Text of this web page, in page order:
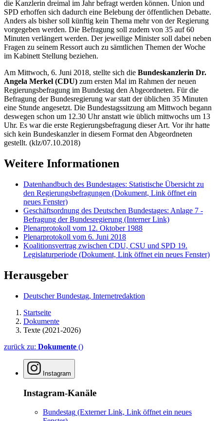
die Kanzlerin dreimal im Jahr befragt werden können. Union und
SPD erhoffen sich dadurch eine Belebung der öffentlichen Debatte.
Anders als bisher soll künftig kein Thema mehr von der Regierung
vorgegeben werden. Die Befragung soll zudem von 35 auf 60
Minuten verlängert werden. Der jeweilige Minister soll dabei neben
Fragen zu seinem Ressort auch zu sämtlichen Themen der Woche
im Kabinett Stellung beziehen.
Am Mittwoch, 6. Juni 2018, stellte sich die Bundeskanzlerin Dr.
Angela Merkel (CDU) zum ersten Mal im Rahmen der neuen
Regierungsbefragung im Bundestag den Abgeordneten. Für die
Befragung der Bundesregierung war statt der üblichen 35 Minuten
eine Stunde angesetzt. Die Bundestagssitzung am Mittwoch begann
deswegen schon um 12.30 Uhr anstatt wie üblich mittwochs um 13
Uhr. Es war die erste Regierungsbefragung dieser Art. Vor ihr hatte
sich kein Bundeskanzler in diesem Format den Abgeordneten
gestellt. (klz/07.10.2018)
Weitere Informationen
Datenhandbuch des Bundestages: Statistische Übersicht zu
den Regierungsbefragungen (Dokument, Link öffnet ein
neues Fenster)
Geschäftsordnung des Deutschen Bundestages: Anlage 7 -
Befragung der Bundesregierung (Interner Link)
Plenarprotokoll vom 12. Oktober 1988
Plenarprotokoll vom 6. Juni 2018
Koalitionsvertrag zwischen CDU, CSU und SPD 19.
Legislaturperiode (Dokument, Link öffnet ein neues Fenster)
Herausgeber
Deutscher Bundestag, Internetredaktion
Startseite
Dokumente
Texte (2021-2026)
zurück zu: Dokumente ()
Instagram
Instagram-Kanäle
Bundestag (Externer Link, Link öffnet ein neues